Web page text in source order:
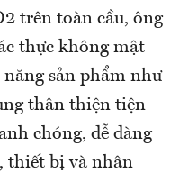
trên toàn cầu, ông
thực không mật
sản phẩm như
thân thiện tiện
chóng, dễ dàng
thiết bị và nhân